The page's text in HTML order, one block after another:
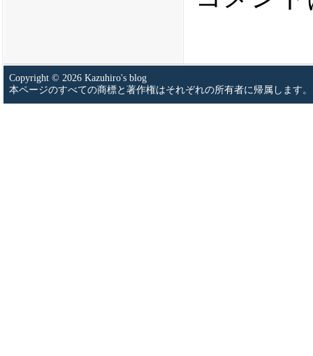
Copyright © 2026 Kazuhiro's blog
本ページのすべての商標と著作権はそれぞれの所有者に帰属します。